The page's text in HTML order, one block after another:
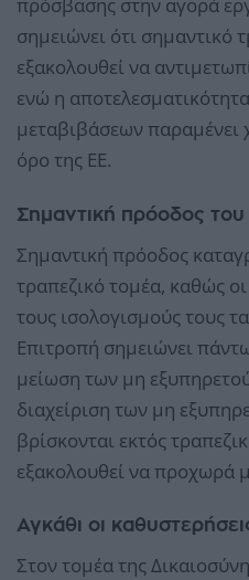
πρόσβασης στην αγορά
σημειώνει ότι
εξακολουθεί να
ενώ η
μεταβιβάσεων
όρο της ΕΕ.
Σημαντική πρόοδος του
Σημαντική πρόοδος
τραπεζικό τομέα, καθώς
τους ισολογισμούς τους
Επιτροπή σημειώνει
μείωση των μη
διαχείριση των μη
βρίσκονται εκτός
εξακολουθεί να προχωρά
Αγκάθι οι
Στον τομέα της